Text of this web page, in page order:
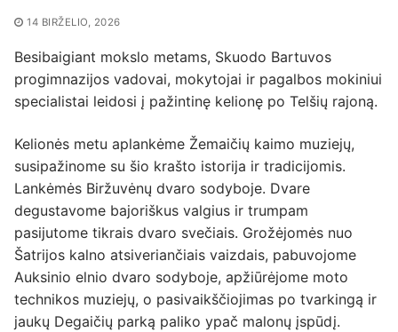
14 BIRŽELIO, 2026
Besibaigiant mokslo metams, Skuodo Bartuvos
progimnazijos vadovai, mokytojai ir pagalbos mokiniui
specialistai leidosi į pažintinę kelionę po Telšių rajoną.
Kelionės metu aplankėme Žemaičių kaimo muziejų,
susipažinome su šio krašto istorija ir tradicijomis.
Lankėmės Biržuvėnų dvaro sodyboje. Dvare
degustavome bajoriškus valgius ir trumpam
pasijutome tikrais dvaro svečiais. Grožėjomės nuo
Šatrijos kalno atsiveriančiais vaizdais, pabuvojome
Auksinio elnio dvaro sodyboje, apžiūrėjome moto
technikos muziejų, o pasivaikščiojimas po tvarkingą ir
jaukų Degaičių parką paliko ypač malonų įspūdį.